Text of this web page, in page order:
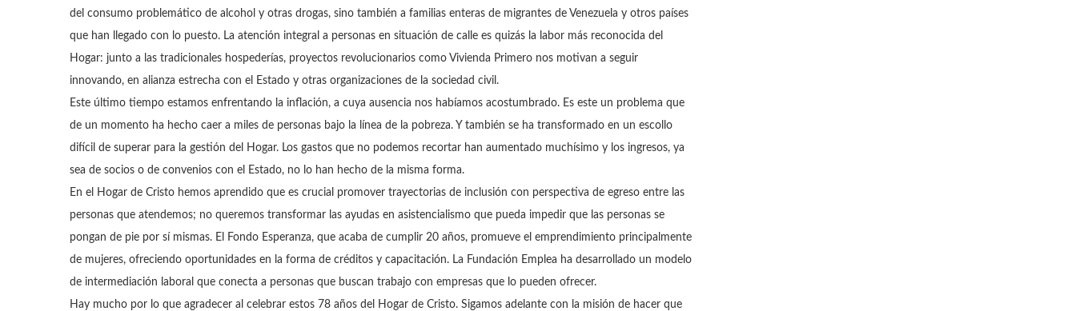
del consumo problemático de alcohol y otras drogas, sino también a familias enteras de migrantes de Venezuela y otros países
que han llegado con lo puesto. La atención integral a personas en situación de calle es quizás la labor más reconocida del
Hogar: junto a las tradicionales hospederías, proyectos revolucionarios como Vivienda Primero nos motivan a seguir
innovando, en alianza estrecha con el Estado y otras organizaciones de la sociedad civil.
Este último tiempo estamos enfrentando la inflación, a cuya ausencia nos habíamos acostumbrado. Es este un problema que
de un momento ha hecho caer a miles de personas bajo la línea de la pobreza. Y también se ha transformado en un escollo
difícil de superar para la gestión del Hogar. Los gastos que no podemos recortar han aumentado muchísimo y los ingresos, ya
sea de socios o de convenios con el Estado, no lo han hecho de la misma forma.
En el Hogar de Cristo hemos aprendido que es crucial promover trayectorias de inclusión con perspectiva de egreso entre las
personas que atendemos; no queremos transformar las ayudas en asistencialismo que pueda impedir que las personas se
pongan de pie por sí mismas. El Fondo Esperanza, que acaba de cumplir 20 años, promueve el emprendimiento principalmente
de mujeres, ofreciendo oportunidades en la forma de créditos y capacitación. La Fundación Emplea ha desarrollado un modelo
de intermediación laboral que conecta a personas que buscan trabajo con empresas que lo pueden ofrecer.
Hay mucho por lo que agradecer al celebrar estos 78 años del Hogar de Cristo. Sigamos adelante con la misión de hacer que